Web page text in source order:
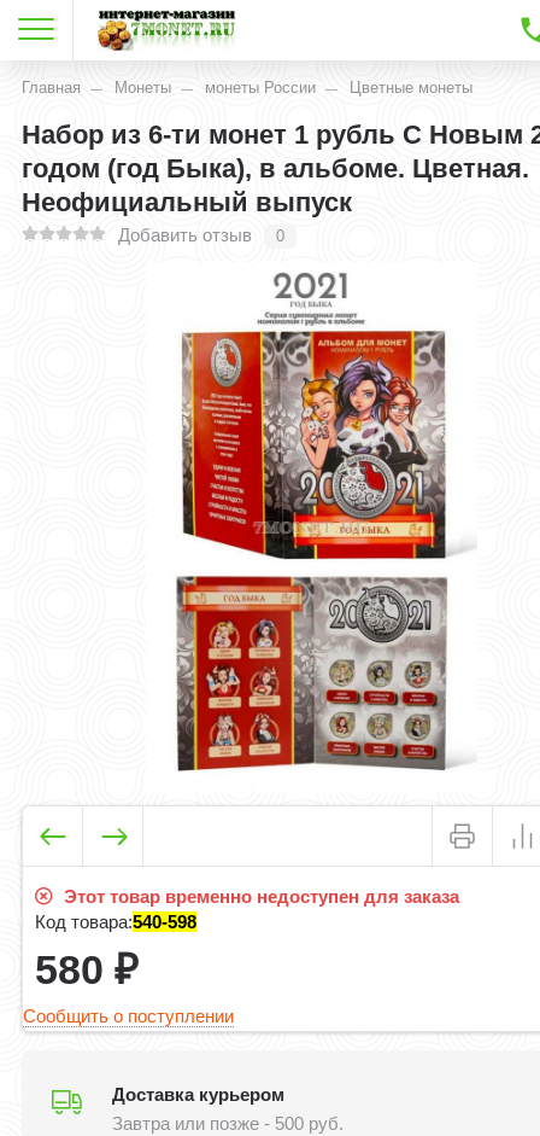
Главная Монеты монеты России Цветные монеты
Набор из 6-ти монет 1 рубль С Новым
годом (год Быка), в альбоме. Цветная.
Неофициальный выпуск
Добавить отзыв 0
Этот товар временно недоступен для заказа
Код товара:540-598
580₽
Сообщить о поступлении
Доставка курьером
Завтра или позже - 500 руб.